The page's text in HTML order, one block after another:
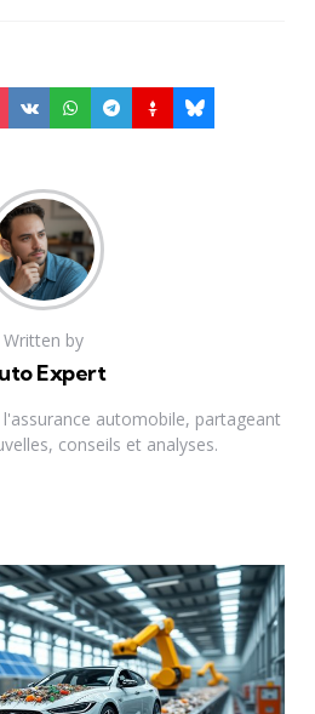
Written by
Expert
automobile, partageant
conseils et analyses.